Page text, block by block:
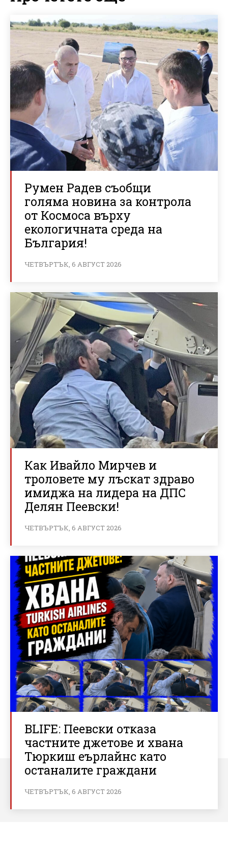
Румен Радев съобщи
голяма новина за контрола
от Космоса върху
екологичната среда на
България!
ЧЕТВЪРТЪК, 6 АВГУСТ 2026
Как Ивайло Мирчев и
троловете му лъскат здраво
имиджа на лидера на ДПС
Делян Пеевски!
ЧЕТВЪРТЪК, 6 АВГУСТ 2026
BLIFE: Пеевски отказа
частните джетове и хвана
Тюркиш еърлайнс като
останалите граждани
ЧЕТВЪРТЪК, 6 АВГУСТ 2026